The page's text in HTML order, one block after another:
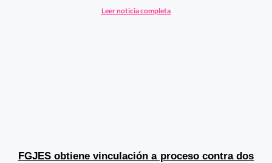
Leer noticia completa
FGJES obtiene vinculación a proceso contra dos